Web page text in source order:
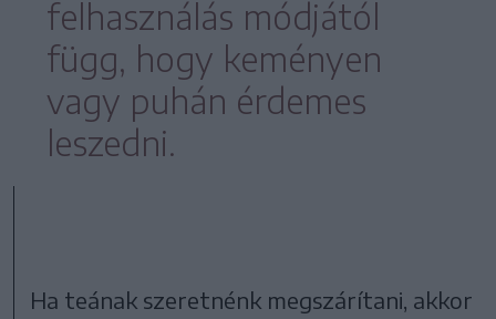
felhasználás módjától
függ, hogy keményen
vagy puhán érdemes
leszedni.
Ha teának szeretnénk megszárítani, akkor